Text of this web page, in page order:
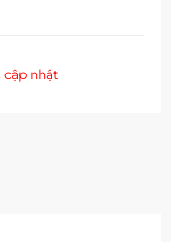
cập nhật